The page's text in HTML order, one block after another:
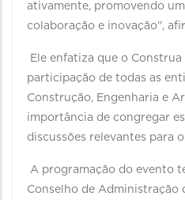
ativamente, promovendo
colaboração e inovação",
Ele enfatiza que o Construa
participação de todas as
Construção, Engenharia e
importância de congregar
discussões relevantes para
A programação do evento
Conselho de Administração